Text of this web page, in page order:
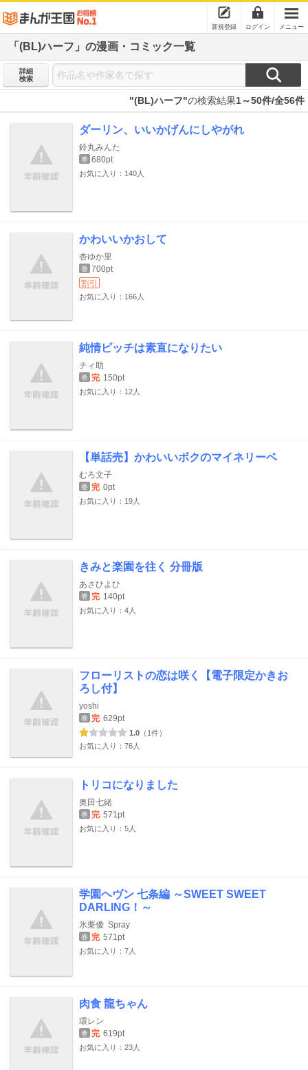
新規登録 ログイン メニュー
「(BL)ハーフ」の漫画・コミック一覧
詳細
検索
"(BL)ハーフ"の検索結果1～50件/全56件
ダーリン、いいかげんにしやがれ
鈴丸みんた
巻 680pt
お気に入り：140人
かわいいかおして
杏ゆか里
巻 700pt
割引
お気に入り：166人
純情ビッチは素直になりたい
チィ助
巻 完 150pt
お気に入り：12人
【単話売】かわいいボクのマイネリーベ
むろ文子
巻 完 0pt
お気に入り：19人
きみと楽園を往く 分冊版
あさひよひ
巻 完 140pt
お気に入り：4人
フローリストの恋は咲く【電子限定かきお
ろし付】
yoshi
巻 完 629pt
1.0 （1件）
お気に入り：76人
トリコになりました
奥田七緒
巻 完 571pt
お気に入り：5人
学園ヘヴン 七条編 ～SWEET SWEET
DARLING！～
氷栗優 Spray
巻 完 571pt
お気に入り：7人
肉食 龍ちゃん
環レン
巻 完 619pt
お気に入り：23人